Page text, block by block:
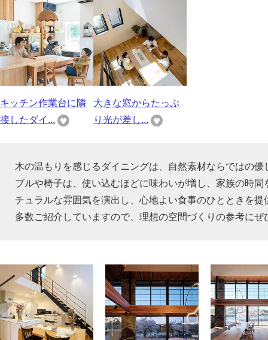
キッチン作業台に隣
接したダイ...
大きな窓からたっぷ
り光が差し...
木の温もりを感じるダイニングは、自然素材ならではの
ブルや椅子は、使い込むほどに味わいが増し、家族の時
チュラルな雰囲気を演出し、心地よい食事のひとときを
多数ご紹介していますので、理想の空間づくりの参考にぜ